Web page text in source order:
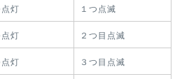
点灯 １つ点滅
点灯 ２つ目点滅
点灯 ３つ目点滅